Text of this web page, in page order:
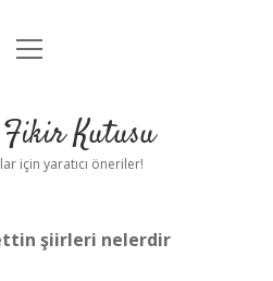
Anasayfa
Uyarı
menüyü
Kutusu
için yaratıcı öneriler!
şiirleri nelerdir